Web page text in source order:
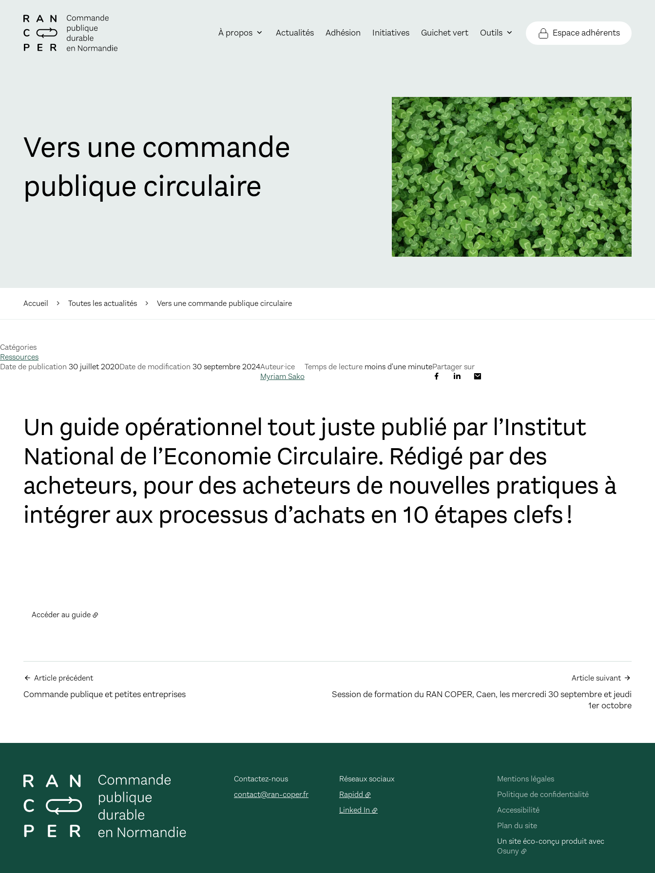
À propos Actualités Adhésion Initiatives Guichet vert Outils Espace adhérents
Vers une commande
publique circulaire
Agrandir
Accueil Toutes les actualités Vers une commande publique circulaire
Catégories
Ressources
Date de publication 30 juillet 2020Date de modification 30 septembre 2024Auteur·ice
Myriam Sako
Temps de lecture moins d'une minutePartager sur
Un guide opérationnel tout juste publié par l’Institut
National de l’Economie Circulaire. Rédigé par des
acheteurs, pour des acheteurs de nouvelles pratiques à
intégrer aux processus d’achats en 10 étapes clefs !
Accéder au guide
Article précédent
Commande publique et petites entreprises
Article suivant
Session de formation du RAN COPER, Caen, les mercredi 30 septembre et jeudi
1er octobre
Contactez-nous
contact@ran-coper.fr
Réseaux sociaux
Rapidd
Linked In
Mentions légales
Politique de confidentialité
Accessibilité
Plan du site
Un site éco-conçu produit avec
Osuny